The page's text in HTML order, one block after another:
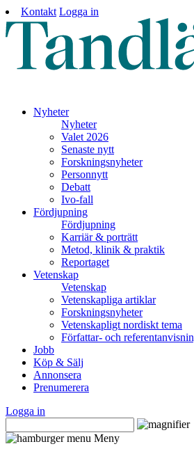
Kontakt Logga in
Nyheter
Nyheter
Valet 2026
Senaste nytt
Forskningsnyheter
Personnytt
Debatt
Ivo-fall
Fördjupning
Fördjupning
Karriär & porträtt
Metod, klinik & praktik
Reportaget
Vetenskap
Vetenskap
Vetenskapliga artiklar
Forskningsnyheter
Vetenskapligt nordiskt tema
Författar- och
Jobb
Köp & Sälj
Annonsera
Prenumerera
Logga in
Meny